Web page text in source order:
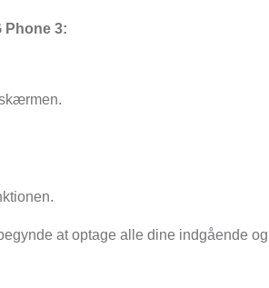
Phone 3:
at optage alle dine indgående og